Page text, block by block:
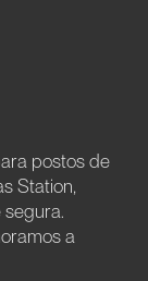
postos de
Station,
a